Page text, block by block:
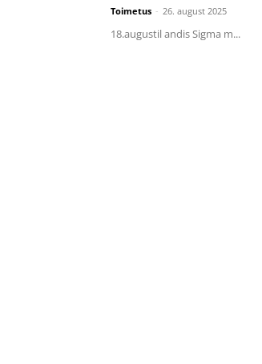
Toimetus - 26. august 2025
18.augustil andis Sigma m...